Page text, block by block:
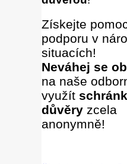
Získejte
podporu v
situacích!
Neváhej se
na naše
využít
důvěry zcela
anonymně!